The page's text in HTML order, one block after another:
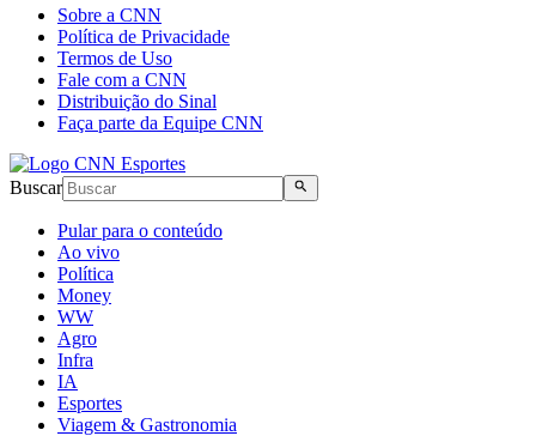
Sobre a CNN
Política de Privacidade
Termos de Uso
Fale com a CNN
Distribuição do Sinal
Faça parte da Equipe CNN
Buscar
Pular para o conteúdo
Ao vivo
Política
Money
WW
Agro
Infra
IA
Esportes
Viagem & Gastronomia